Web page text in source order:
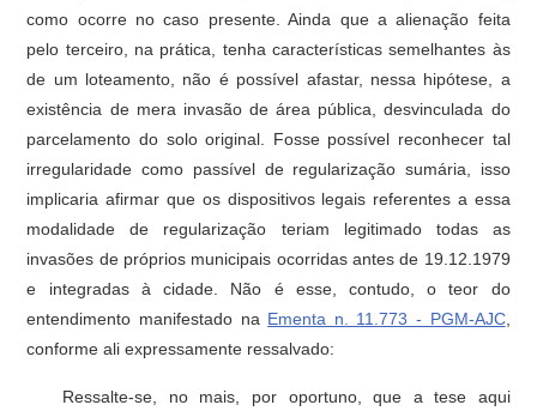
como ocorre no caso presente. Ainda que a alienação feita
pelo terceiro, na prática, tenha características semelhantes às
de um loteamento, não é possível afastar, nessa hipótese, a
existência de mera invasão de área pública, desvinculada do
parcelamento do solo original. Fosse possível reconhecer tal
irregularidade como passível de regularização sumária, isso
implicaria afirmar que os dispositivos legais referentes a essa
modalidade de regularização teriam legitimado todas as
invasões de próprios municipais ocorridas antes de 19.12.1979
e integradas à cidade. Não é esse, contudo, o teor do
entendimento manifestado na Ementa n. 11.773 - PGM-AJC,
conforme ali expressamente ressalvado:
Ressalte-se, no mais, por oportuno, que a tese aqui